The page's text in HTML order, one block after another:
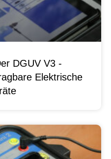
DGUV V3 -
Elektrische